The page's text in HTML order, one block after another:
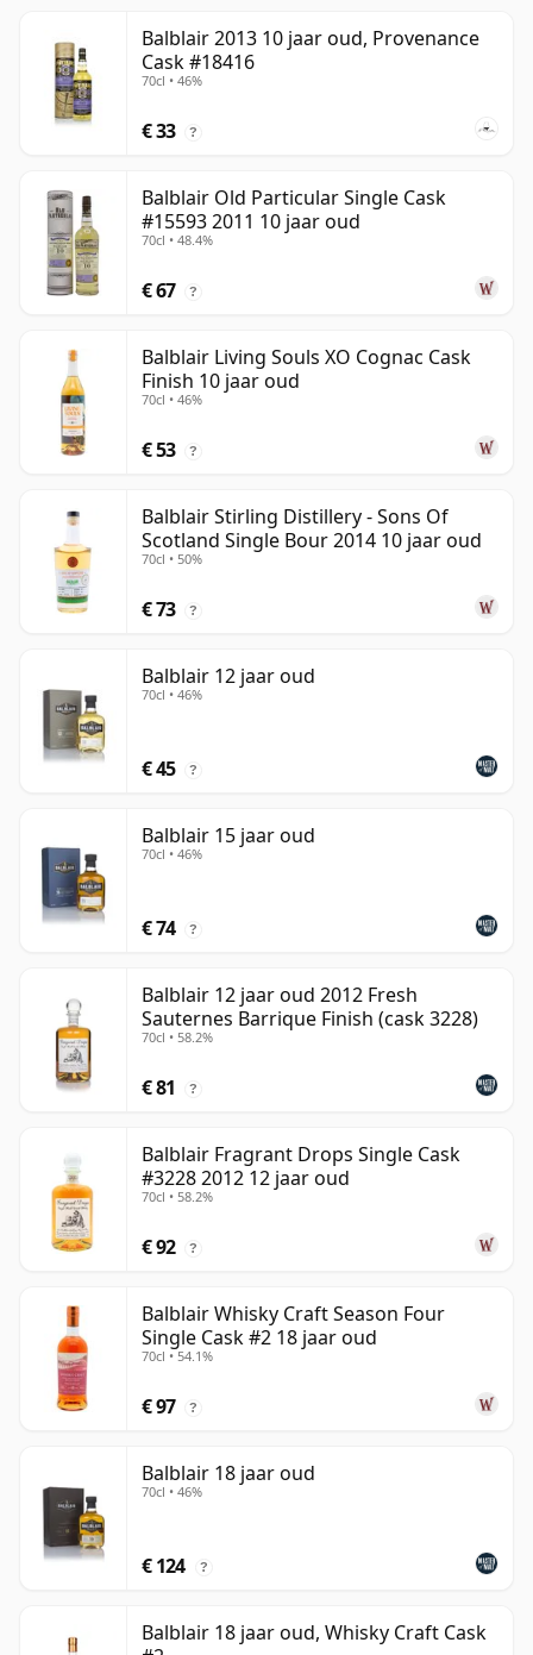
Balblair 2013 10 jaar oud, Provenance
Cask #18416
70cl • 46%
€ 33 ?
Balblair Old Particular Single Cask
#15593 2011 10 jaar oud
70cl • 48.4%
€ 67 ?
Balblair Living Souls XO Cognac Cask
Finish 10 jaar oud
70cl • 46%
€ 53 ?
Balblair Stirling Distillery - Sons Of
Scotland Single Bour 2014 10 jaar oud
70cl • 50%
€ 73 ?
Balblair 12 jaar oud
70cl • 46%
€ 45 ?
Balblair 15 jaar oud
70cl • 46%
€ 74 ?
Balblair 12 jaar oud 2012 Fresh
Sauternes Barrique Finish (cask 3228)
70cl • 58.2%
€ 81 ?
Balblair Fragrant Drops Single Cask
#3228 2012 12 jaar oud
70cl • 58.2%
€ 92 ?
Balblair Whisky Craft Season Four
Single Cask #2 18 jaar oud
70cl • 54.1%
€ 97 ?
Balblair 18 jaar oud
70cl • 46%
€ 124 ?
Balblair 18 jaar oud, Whisky Craft Cask